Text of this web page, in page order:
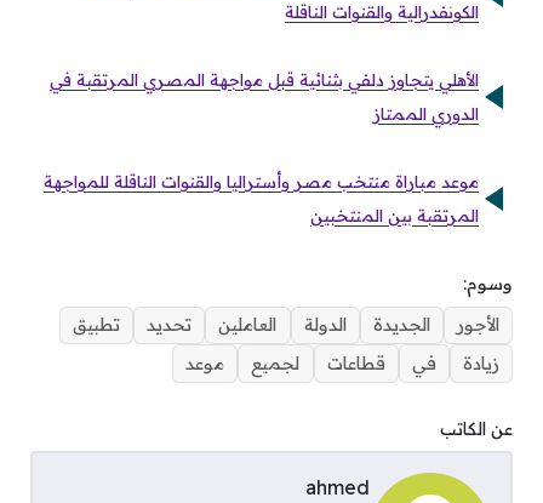
الكونفدرالية والقنوات الناقلة
الأهلي يتجاوز دلفي بثنائية قبل مواجهة المصري المرتقبة في
الدوري الممتاز
موعد مباراة منتخب مصر وأستراليا والقنوات الناقلة للمواجهة
المرتقبة بين المنتخبين
وسوم:
الأجور
الجديدة الدولة العاملين تحديد
تطبيق
زيادة
في قطاعات لجميع موعد
عن الكاتب
ahmed